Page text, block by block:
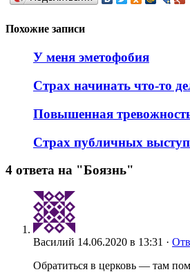
Похожие записи
У меня эметофобия
Страх начинать что-то
Повышенная
Страх публичных
4 ответа на "Боязнь"
Василий 14.06.2020 в 13:31 ·
Обратиться в церковь — там